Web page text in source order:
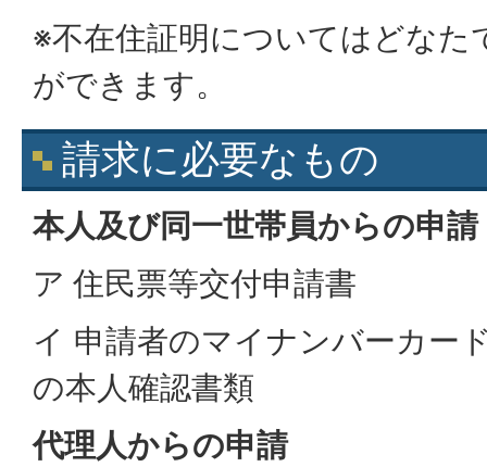
※不在住証明についてはどなた
ができます。
請求に必要なもの
本人及び同一世帯員からの申請
ア 住民票等交付申請書
イ 申請者のマイナンバーカー
の本人確認書類
代理人からの申請